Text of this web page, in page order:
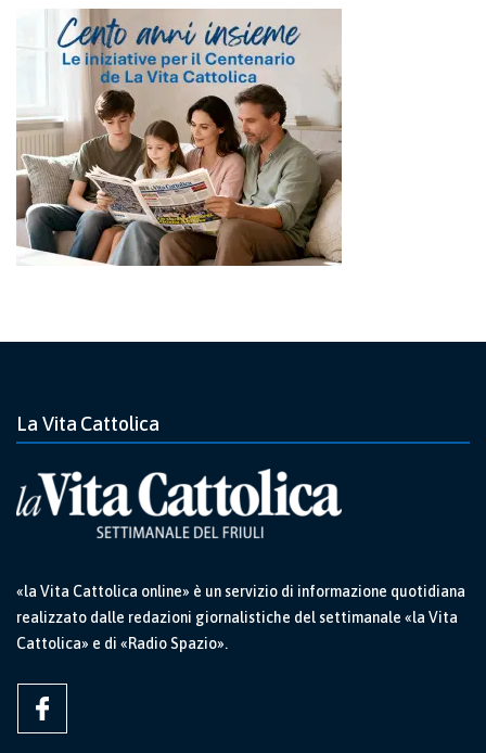
La Vita Cattolica
«la Vita Cattolica online» è un servizio di informazione quotidiana
realizzato dalle redazioni giornalistiche del settimanale «la Vita
Cattolica» e di «Radio Spazio».